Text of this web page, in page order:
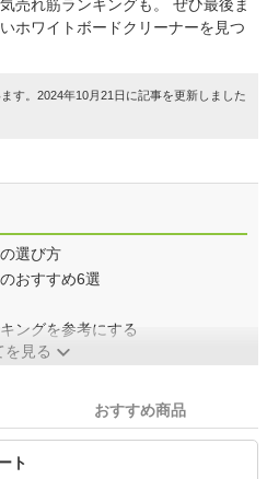
売れ筋ランキングも。 ぜひ最後ま
ホワイトボードクリーナーを見つ
す。2024年10月21日に記事を更新しました
選び方
おすすめ6選
ングを参考にする
を見る
おすすめ商品
ト